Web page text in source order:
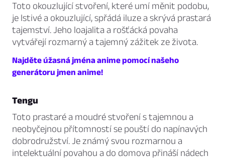
Toto okouzlující stvoření, které umí měnit podobu,
je lstivé a okouzlující, spřádá iluze a skrývá prastará
tajemství. Jeho loajalita a rošťácká povaha
vytvářejí rozmarný a tajemný zážitek ze života.
Najděte úžasná jména anime pomocí našeho
generátoru jmen anime!
Tengu
Toto prastaré a moudré stvoření s tajemnou a
neobyčejnou přítomností se pouští do napínavých
dobrodružství. Je známý svou rozmarnou a
intelektuální povahou a do domova přináší nádech